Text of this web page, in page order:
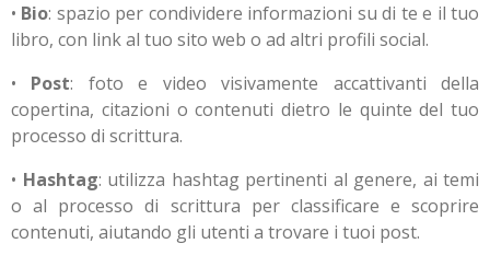
• Bio: spazio per condividere informazioni su di te e il tuo
libro, con link al tuo sito web o ad altri profili social.
• Post: foto e video visivamente accattivanti della
copertina, citazioni o contenuti dietro le quinte del tuo
processo di scrittura.
• Hashtag: utilizza hashtag pertinenti al genere, ai temi
o al processo di scrittura per classificare e scoprire
contenuti, aiutando gli utenti a trovare i tuoi post.